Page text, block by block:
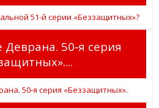
50‑я серия